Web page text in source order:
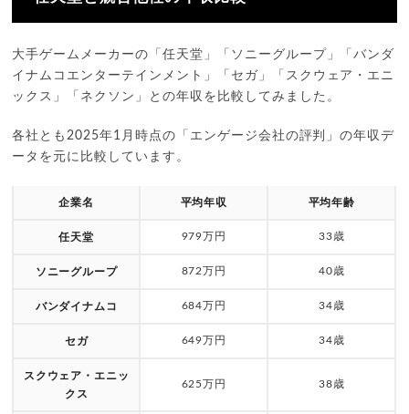
大手ゲームメーカーの「任天堂」「ソニーグループ」「バンダ
イナムコエンターテインメント」「セガ」「スクウェア・エニ
ックス」「ネクソン」との年収を比較してみました。
各社とも2025年1月時点の「エンゲージ会社の評判」の年収デ
ータを元に比較しています。
企業名 平均年収 平均年齢
任天堂 979万円 33歳
ソニーグループ 872万円 40歳
バンダイナムコ 684万円 34歳
セガ 649万円 34歳
スクウェア・エニッ
クス
625万円 38歳